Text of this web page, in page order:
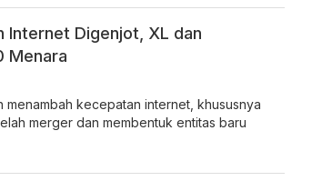
Internet Digenjot, XL dan
Menara
menambah kecepatan internet, khususnya
merger dan membentuk entitas baru